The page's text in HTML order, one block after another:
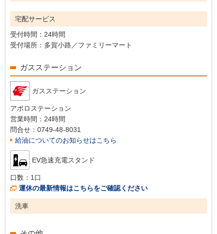
宅配サービス
受付時間： 24時間
受付場所： 多賀小路／ファミリーマート
ガスステーション
ガスステーション
アポロステーション
営業時間： 24時間
問合せ： 0749-48-8031
給油についてのお知らせはこちら
EV急速充電スタンド
口数： 1口
運休の最新情報はこちらをご確認ください
洗車